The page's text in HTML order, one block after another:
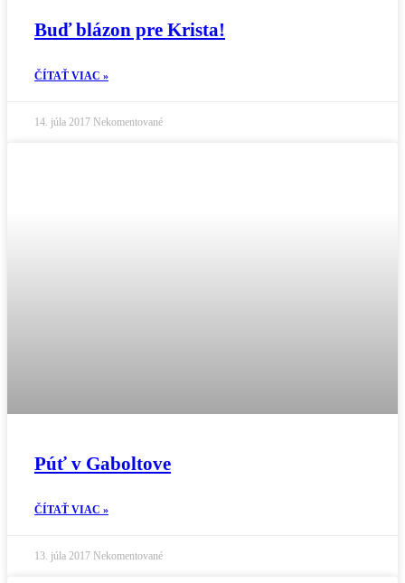
Buď blázon pre Krista!
ČÍTAŤ VIAC »
14. júla 2017 Nekomentované
Púť v Gaboltove
ČÍTAŤ VIAC »
13. júla 2017 Nekomentované